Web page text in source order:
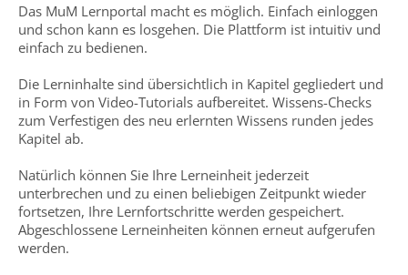
Das MuM Lernportal macht es möglich. Einfach einloggen
und schon kann es losgehen. Die Plattform ist intuitiv und
einfach zu bedienen.
Die Lerninhalte sind übersichtlich in Kapitel gegliedert und
in Form von Video-Tutorials aufbereitet. Wissens-Checks
zum Verfestigen des neu erlernten Wissens runden jedes
Kapitel ab.
Natürlich können Sie Ihre Lerneinheit jederzeit
unterbrechen und zu einen beliebigen Zeitpunkt wieder
fortsetzen, Ihre Lernfortschritte werden gespeichert.
Abgeschlossene Lerneinheiten können erneut aufgerufen
werden.